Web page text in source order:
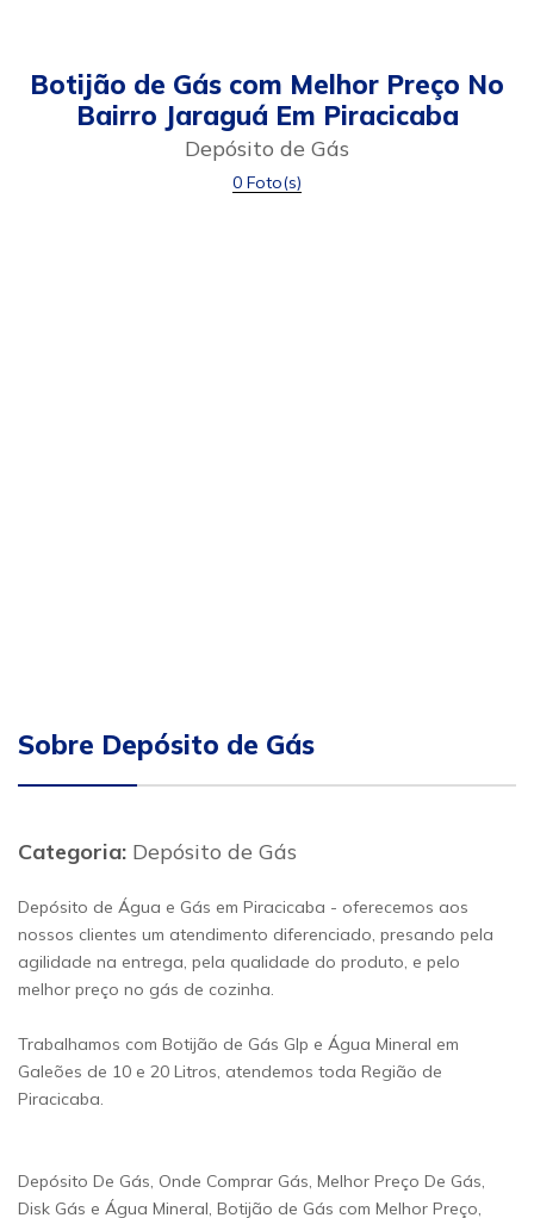
Botijão de Gás com Melhor Preço No
Bairro Jaraguá Em Piracicaba
Depósito de Gás
0 Foto(s)
Sobre Depósito de Gás
Categoria: Depósito de Gás
Depósito de Água e Gás em Piracicaba - oferecemos aos
nossos clientes um atendimento diferenciado, presando pela
agilidade na entrega, pela qualidade do produto, e pelo
melhor preço no gás de cozinha.
Trabalhamos com Botijão de Gás Glp e Água Mineral em
Galeões de 10 e 20 Litros, atendemos toda Região de
Piracicaba.
Depósito De Gás, Onde Comprar Gás, Melhor Preço De Gás,
Disk Gás e Água Mineral, Botijão de Gás com Melhor Preço,